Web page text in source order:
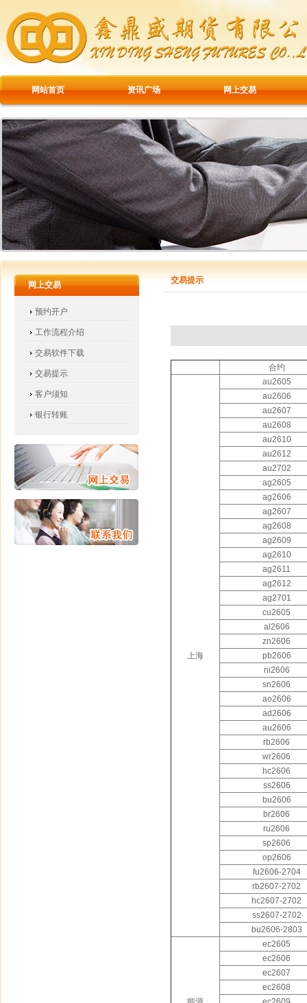
网站首页 资讯广场 网上交易
网上交易
预约开户
工作流程介绍
交易软件下载
交易提示
客户须知
银行转账
交易提示
合约
上海
au2605
au2606
au2607
au2608
au2610
au2612
au2702
ag2605
ag2606
ag2607
ag2608
ag2609
ag2610
ag2611
ag2612
ag2701
cu2605
al2606
zn2606
pb2606
ni2606
sn2606
ao2606
ad2606
au2606
rb2606
wr2606
hc2606
ss2606
bu2606
br2606
ru2606
sp2606
op2606
fu2606-2704
rb2607-2702
hc2607-2702
ss2607-2702
bu2606-2803
ec2605
ec2606
ec2607
ec2608